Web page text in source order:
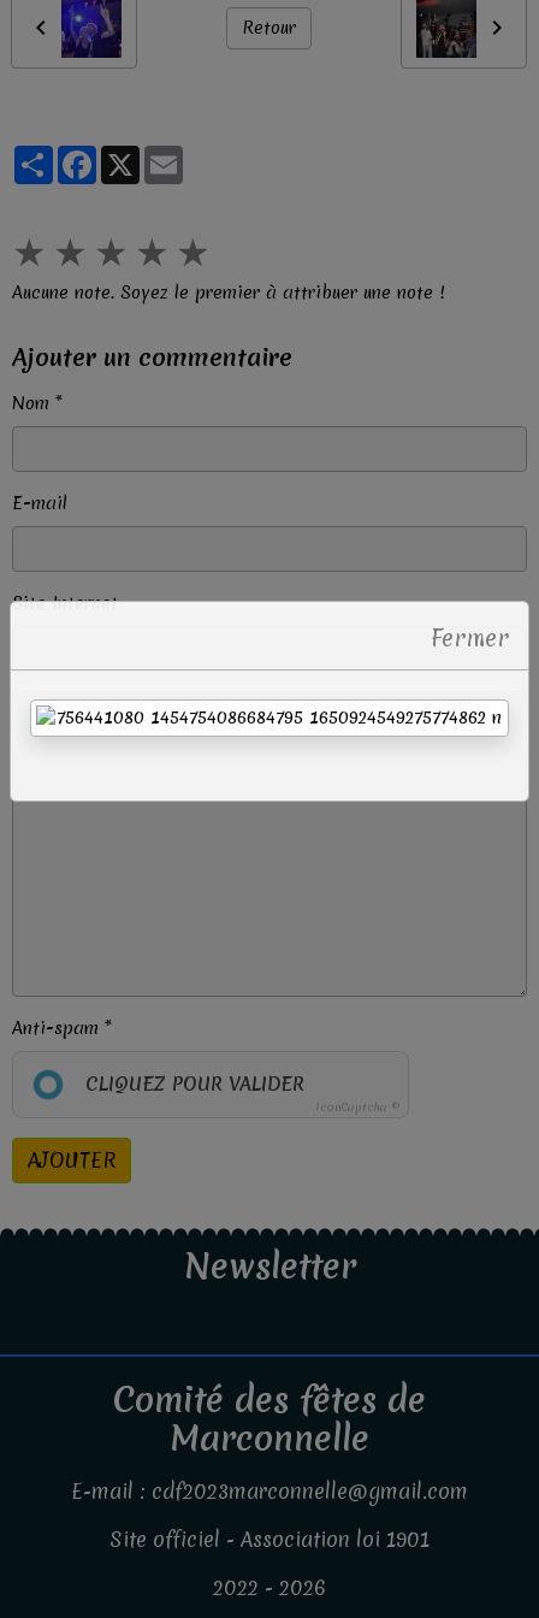
Retour
PartagerFacebook
X
★ ★ ★ ★ ★
Aucune note. Soyez le premier à attribuer une note !
Ajouter un commentaire
Nom
E-mail
Site Internet
Anti-spam
CLIQUEZ POUR VALIDER
IconCaptcha ©
AJOUTER
Newsletter
Comité des fêtes de
Marconnelle
E-mail : cdf2023marconnelle@gmail.com
Site officiel - Association loi 1901
2022 - 2026
Fermer